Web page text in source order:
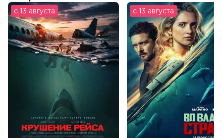
с 13 августа с 13 августа